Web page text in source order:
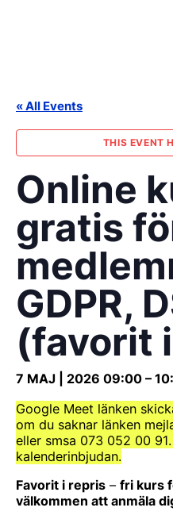
« All Events
THIS EVENT
Online
gratis
GDPR,
(favorit
7 MAJ | 2026 09:00 –
Google Meet länken
om du saknar länken
eller smsa 073 052 00
kalenderinbjudan.
Favorit i repris – fri kurs
välkommen att anmäla